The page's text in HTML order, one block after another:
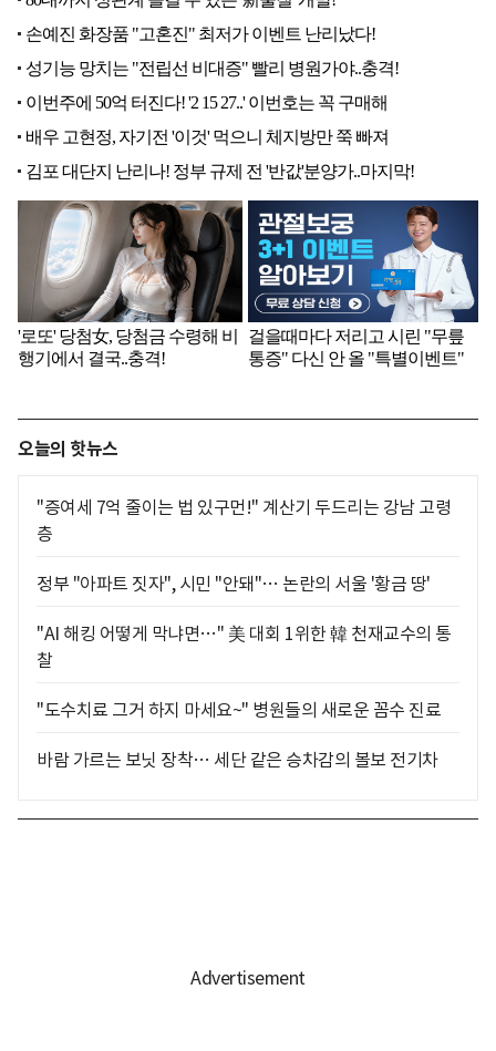
오늘의 핫뉴스
"증여세 7억 줄이는 법 있구먼!" 계산기 두드리는 강남 고령
층
정부 "아파트 짓자", 시민 "안돼"… 논란의 서울 '황금 땅'
"AI 해킹 어떻게 막냐면…" 美 대회 1위한 韓 천재교수의 통
찰
"도수치료 그거 하지 마세요~" 병원들의 새로운 꼼수 진료
바람 가르는 보닛 장착… 세단 같은 승차감의 볼보 전기차